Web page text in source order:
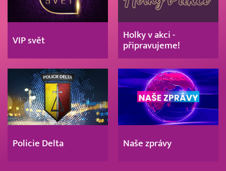
VIP svět
Holky v akci -
připravujeme!
Policie Delta Naše zprávy